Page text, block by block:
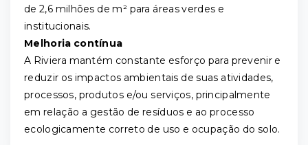
de 2,6 milhões de m² para áreas verdes e
institucionais.
Melhoria contínua
A Riviera mantém constante esforço para prevenir e
reduzir os impactos ambientais de suas atividades,
processos, produtos e/ou serviços, principalmente
em relação a gestão de resíduos e ao processo
ecologicamente correto de uso e ocupação do solo.